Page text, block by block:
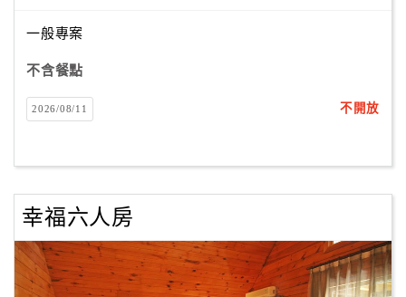
一般專案
不含餐點
2026/08/11 不開放
幸福六人房